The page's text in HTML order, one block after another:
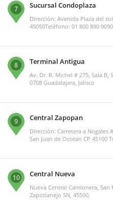
7 Sucursal Condoplaza
Dirección: Avenida Plaza del
45050Teléfono: 01 800 890 9090
8 Terminal Antigua
Av. Dr. R. Michel # 275, Sala B,
0708 Guadalajara, Jalisco
9 Central Zapopan
Dirección: Carretera a Nogales
San Juan de Ocotan CP 45100
10 Central Nueva
Nueva Central Camionera,
Zapotlanejo SN, 45500.